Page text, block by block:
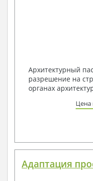
Архитектурный
разрешение на
органах
Цена
Адаптация